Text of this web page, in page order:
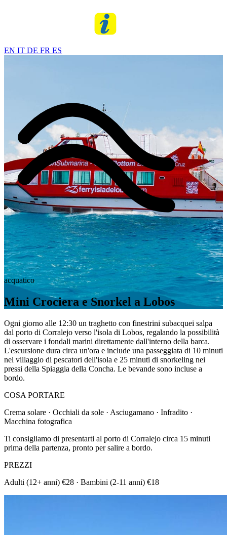
EN IT DE FR ES
acquatico
Mini Crociera e Snorkel a Lobos
Ogni giorno alle 12:30 un traghetto con finestrini subacquei salpa
dal porto di Corralejo verso l'isola di Lobos, regalando la possibilità
di osservare i fondali marini direttamente dall'interno della barca.
L'escursione dura circa un'ora e include una passeggiata di 10 minuti
nel villaggio di pescatori dell'isola e 25 minuti di snorkeling nei
pressi della Spiaggia della Concha. Le bevande sono incluse a
bordo.
COSA PORTARE
Crema solare · Occhiali da sole · Asciugamano · Infradito ·
Macchina fotografica
Ti consigliamo di presentarti al porto di Corralejo circa 15 minuti
prima della partenza, pronto per salire a bordo.
PREZZI
Adulti (12+ anni) €28 · Bambini (2-11 anni) €18